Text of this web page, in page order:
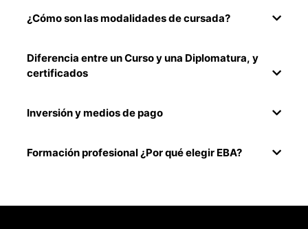
¿Cómo son las modalidades de cursada?
Diferencia entre un Curso y una Diplomatura, y
certificados
Inversión y medios de pago
Formación profesional ¿Por qué elegir EBA?